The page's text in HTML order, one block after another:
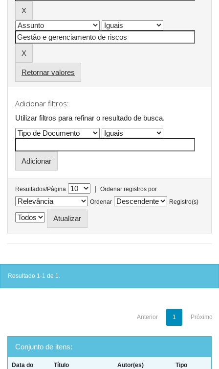
Retornar valores
Adicionar filtros:
Utilizar filtros para refinar o resultado de busca.
Resultados/Página |
Ordenar registros por
Ordenar
Registro(s)
Resultado 1-1 de 1.
Anterior 1 Próximo
Conjunto de itens:
Data do
Título Autor(es) Tipo